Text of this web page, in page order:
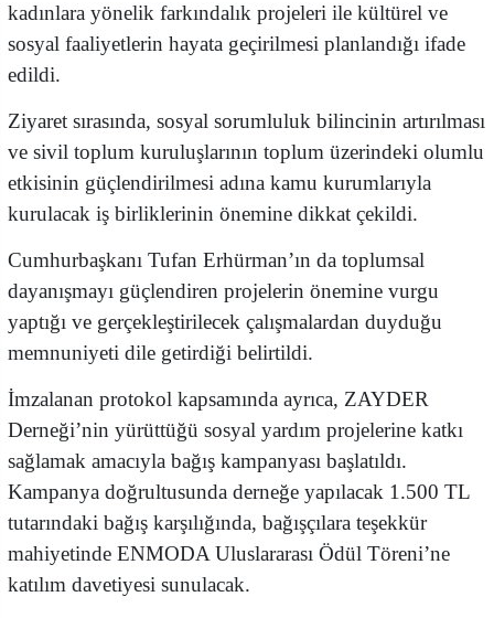
kadınlara yönelik farkındalık projeleri ile kültürel ve
sosyal faaliyetlerin hayata geçirilmesi planlandığı ifade
edildi.
Ziyaret sırasında, sosyal sorumluluk bilincinin artırılması
ve sivil toplum kuruluşlarının toplum üzerindeki olumlu
etkisinin güçlendirilmesi adına kamu kurumlarıyla
kurulacak iş birliklerinin önemine dikkat çekildi.
Cumhurbaşkanı Tufan Erhürman’ın da toplumsal
dayanışmayı güçlendiren projelerin önemine vurgu
yaptığı ve gerçekleştirilecek çalışmalardan duyduğu
memnuniyeti dile getirdiği belirtildi.
İmzalanan protokol kapsamında ayrıca, ZAYDER
Derneği’nin yürüttüğü sosyal yardım projelerine katkı
sağlamak amacıyla bağış kampanyası başlatıldı.
Kampanya doğrultusunda derneğe yapılacak 1.500 TL
tutarındaki bağış karşılığında, bağışçılara teşekkür
mahiyetinde ENMODA Uluslararası Ödül Töreni’ne
katılım davetiyesi sunulacak.